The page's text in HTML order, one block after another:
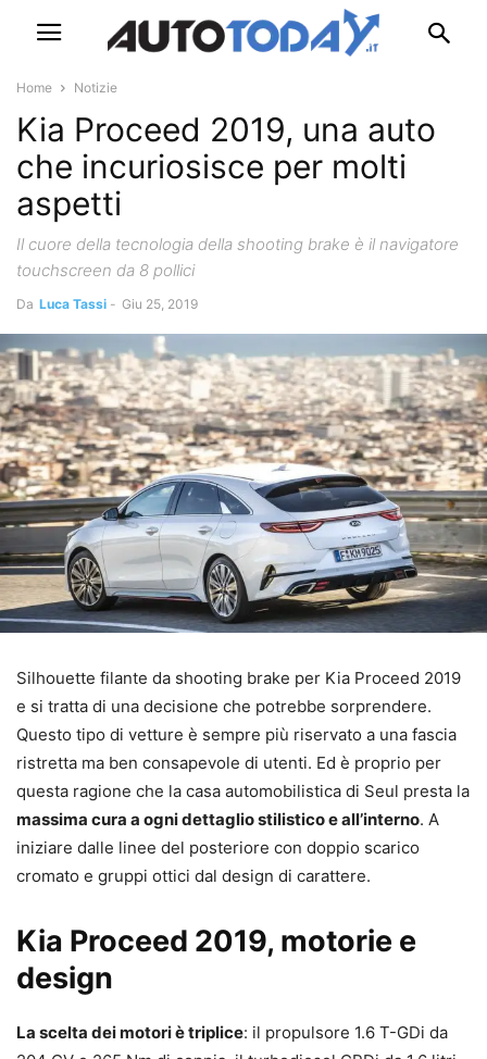
Home Notizie
Kia Proceed 2019, una auto
che incuriosisce per molti
aspetti
Il cuore della tecnologia della shooting brake è il navigatore
touchscreen da 8 pollici
Da Luca Tassi - Giu 25, 2019
Silhouette filante da shooting brake per Kia Proceed 2019
e si tratta di una decisione che potrebbe sorprendere.
Questo tipo di vetture è sempre più riservato a una fascia
ristretta ma ben consapevole di utenti. Ed è proprio per
questa ragione che la casa automobilistica di Seul presta la
massima cura a ogni dettaglio stilistico e all’interno. A
iniziare dalle linee del posteriore con doppio scarico
cromato e gruppi ottici dal design di carattere.
Kia Proceed 2019, motorie e
design
La scelta dei motori è triplice: il propulsore 1.6 T-GDi da